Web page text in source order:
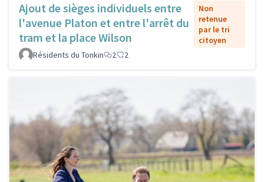
Ajout de sièges individuels entre
l'avenue Platon et entre l'arrêt du
tram et la place Wilson
Non
retenue
par le tri
citoyen
Résidents du Tonkin
2 2